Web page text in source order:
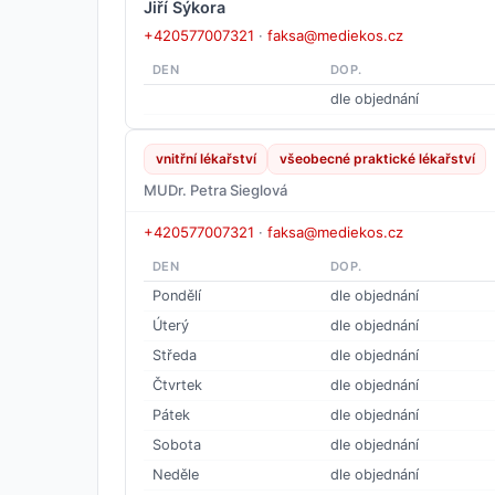
Jiří Sýkora
+420577007321 · faksa@mediekos.cz
DEN DOP.
dle objednání
vnitřní lékařství všeobecné praktické lékařství
MUDr. Petra Sieglová
+420577007321 · faksa@mediekos.cz
DEN DOP.
Pondělí
dle objednání
Úterý
dle objednání
Středa
dle objednání
Čtvrtek
dle objednání
Pátek
dle objednání
Sobota
dle objednání
Neděle
dle objednání